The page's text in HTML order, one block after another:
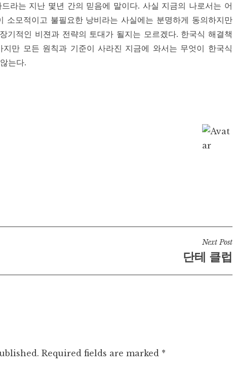
라는 지난 몇년 간의 믿음에 말이다. 사실 지금의 나로서는 어
소모적이고 불필요한 낭비라는 사실에는 분명하게 동의하지만
기적인 비젼과 전략의 토대가 될지는 모르겠다. 한국식 해결책
만 모든 원칙과 기준이 사라진 지금에 와서는 무엇이 한국식
는다.
Next Post
단테 클럽
Required fields are marked *